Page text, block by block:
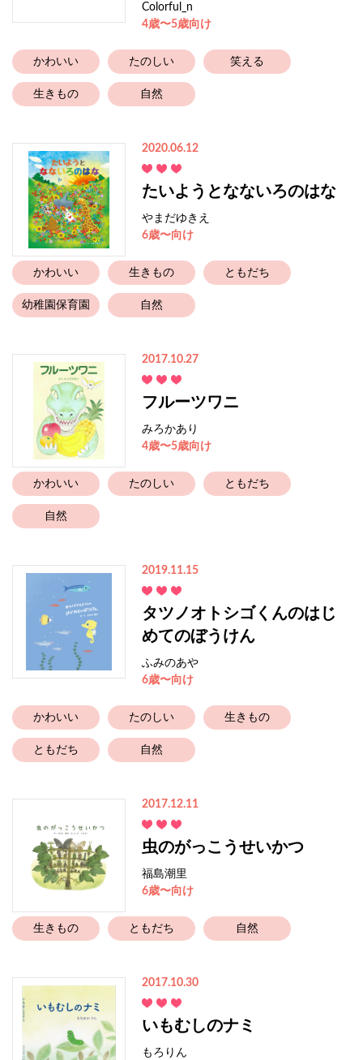
Colorful_n
4歳〜5歳向け
かわいい たのしい 笑える
生きもの 自然
2020.06.12
たいようとなないろのはな
やまだゆきえ
6歳〜向け
かわいい 生きもの ともだち
幼稚園保育園 自然
2017.10.27
フルーツワニ
みろかあり
4歳〜5歳向け
かわいい たのしい ともだち
自然
2019.11.15
タツノオトシゴくんのはじ
めてのぼうけん
ふみのあや
6歳〜向け
かわいい たのしい 生きもの
ともだち 自然
2017.12.11
虫のがっこうせいかつ
福島潮里
6歳〜向け
生きもの ともだち 自然
2017.10.30
いもむしのナミ
もろりん